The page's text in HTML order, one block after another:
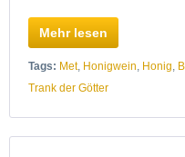
Mehr lesen
Tags: Met, Honigwein, Honig,
Trank der Götter